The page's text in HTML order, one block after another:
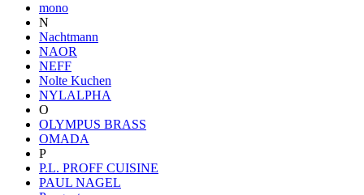
mono
N
Nachtmann
NAOR
NEFF
Nolte Kuchen
NYLALPHA
O
OLYMPUS BRASS
OMADA
P
P.L. PROFF CUISINE
PAUL NAGEL